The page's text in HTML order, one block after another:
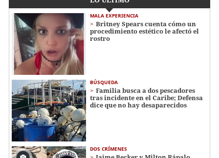
MALA EXPERIENCIA
Britney Spears cuenta cómo un
procedimiento estético le afectó el
rostro
BÚSQUEDA
Familia busca a dos pescadores
tras incidente en el Caribe; Defensa
dice que no hay desaparecidos
DOS CRÍMENES